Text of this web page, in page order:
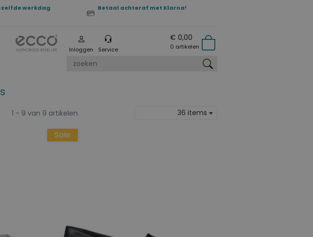
werkdag
Betaal achteraf met Klarna!
Inloggen Service
€ 0,00
0 artikelen
1 - 9 van 9 artikelen 36 items
Sale